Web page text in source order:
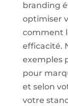
branding
optimiser
comment
efficacité.
exemples
pour
et selon
votre